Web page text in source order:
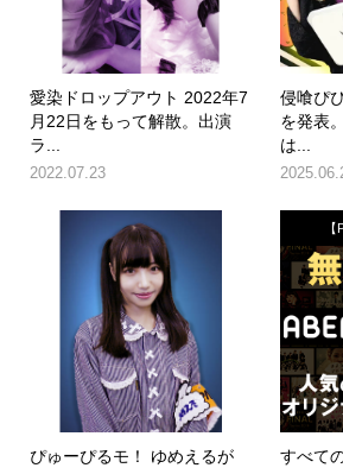
愛染ドロップアウト 2022年7
月22日をもって解散。出演
ラ...
2022.07.23
侵喰ぴ
を発表
は...
ぴゅーぴるモ！ ゆめえるが
【
すべて